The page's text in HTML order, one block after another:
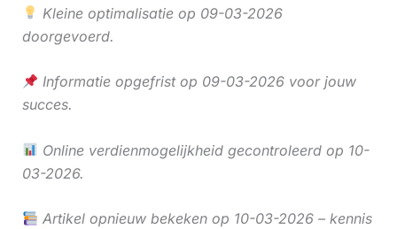
Kleine optimalisatie op 09-03-2026
doorgevoerd.
Informatie opgefrist op 09-03-2026 voor jouw
succes.
Online verdienmogelijkheid gecontroleerd op 10-
03-2026.
Artikel opnieuw bekeken op 10-03-2026 – kennis